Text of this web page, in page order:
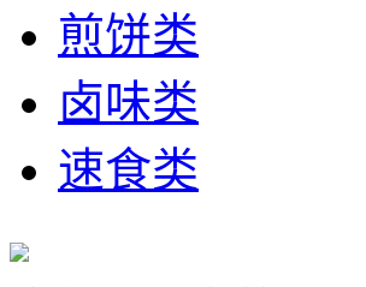
煎饼类
卤味类
速食类